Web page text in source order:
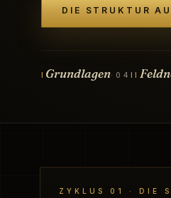
DIE STRUKTUR
I Grundlagen·04II
ZYKLUS 01 · DIE